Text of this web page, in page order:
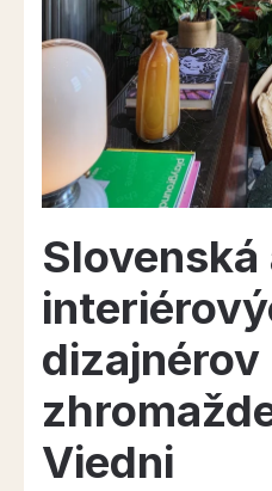
dizajnérov
Viedni